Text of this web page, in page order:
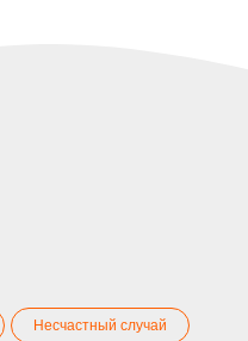
Несчастный случай